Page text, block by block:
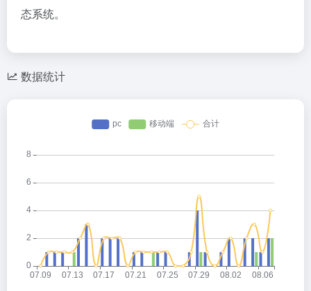
态系统。
数据统计